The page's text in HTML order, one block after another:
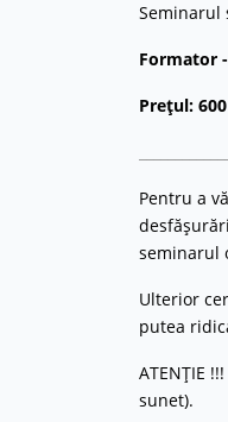
Seminarul
Formator
Preţul:
Pentru a
seminarul
Ulterior
putea
ATENȚIE
sunet).